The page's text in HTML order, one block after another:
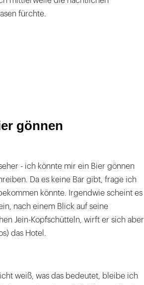
fürchte.
gönnen
- ich könnte mir ein Bier gönnen
Da es keine Bar gibt, frage ich
könnte. Irgendwie scheint es
nach einem Blick auf seine
Jein-Kopfschütteln, wirft er sich aber
das Hotel.
weiß, was das bedeutet, bleibe ich